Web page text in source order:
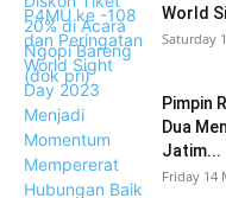
World
Saturday
Pimpin
Dua
Jatim...
Friday 14